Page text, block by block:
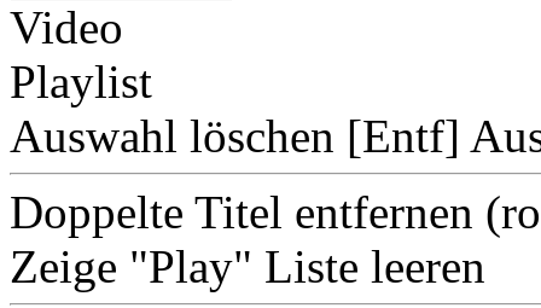
Video
Playlist
Auswahl löschen [Entf]
Doppelte Titel entfernen
Zeige "Play" Liste leeren